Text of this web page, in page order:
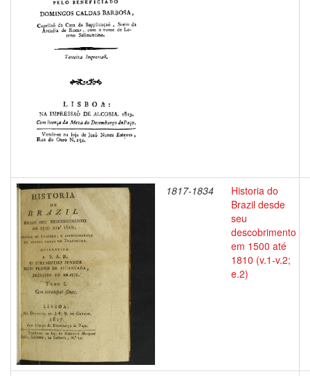
1817-1834
Historia do
Brazil desde
seu
descobrimento
em 1500 até
1810 (v.1-v.2;
e.2)